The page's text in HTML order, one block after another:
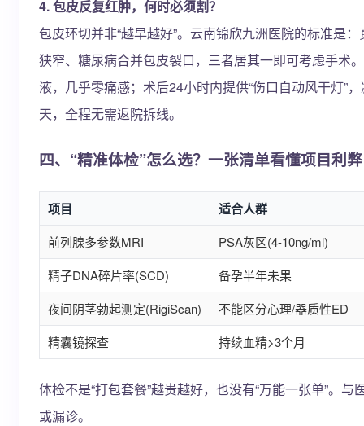
4. 包皮反复红肿，何时必须割？
包皮环切并非“越早越好”。云南锦欣九洲医院的标准是
狭窄、糖尿病合并包皮裂口，三者居其一即可考虑手术
液，几乎零痛感；术后24小时内提供“伤口自动风干灯”
天，全程无需返院拆线。
四、“精准体检”怎么选？一张清单看懂项目利弊
项目 适合人群
前列腺多参数MRI
PSA灰区(4-10ng/ml)
精子DNA碎片率(SCD)
备孕半年未果
夜间阴茎勃起测定(RigiScan)
不能区分心理/器质性ED
精囊镜探查
持续血精>3个月
体检不是“打包套餐”越贵越好，也没有“万能一张单”。
或漏诊。